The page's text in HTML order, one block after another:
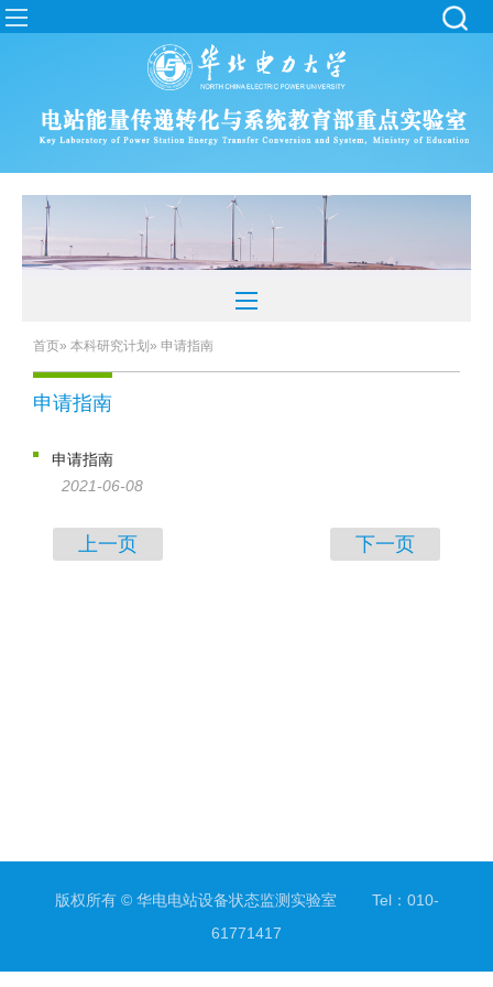
首页» 本科研究计划 » 申请指南
申请指南
申请指南
2021-06-08
上一页 下一页
版权所有 © 华电电站设备状态监测实验室 Tel：010-
61771417